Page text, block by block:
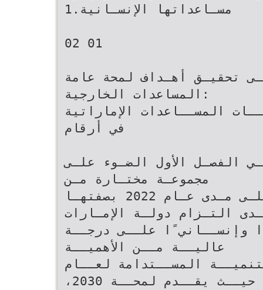
مسـاعداتها الإنسـانية‪1.‬‬
‫‪02‬‬ ‫‪01‬‬
:‬المساعدات الخارجية‬
المســاعدات‬ ‫الإماراتية
في أرقام‬
الفصـل الأول الضـوء علـى
مجموعـة مختـارة مـن‬
‫إنجـازات دولـة الإمـارات علـى مـدى عـام ‪ 2022‬بصفتهـا‬
التـزام دولـة الإمـارات
وإنســاني ًا علــى درجــة
عاليــة مــن الأهميــة‬
المســتدامة لعــام
‪،2030‬‬ ‫علــى الصعيــد العالمــي‪ .‬حيــث يقــدم لمحــة